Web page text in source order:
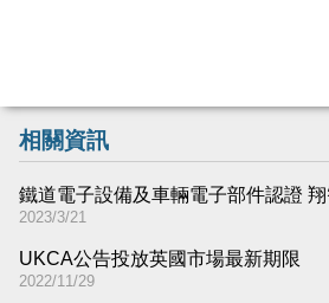
相關資訊
鐵道電子設備及車輛電子部件認證
2023/3/21
UKCA公告投放英國市場最新期限
2022/11/29